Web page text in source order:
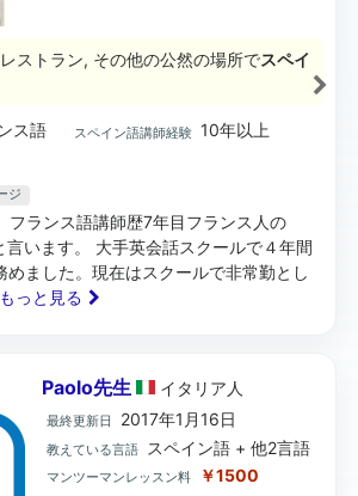
ストラン, その他の公然の場所でスペイ
ス語 スペイン語講師経験 10年以上
ジ
フランス語講師歴7年目フランス人の
言います。 大手英会話スクールで４年間
めました。現在はスクールで非常勤とし
っと見る
Paolo先生 イタリア 人
最終更新日 2017年1月16日
教えている言語 スペイン語 + 他2言語
マンツーマンレッスン料 ￥1500